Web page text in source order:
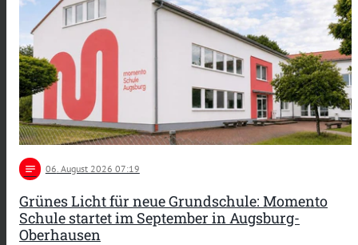
notes 06 . August 2026 07:19
Grünes Licht für neue Grundschule: Momento
Schule startet im September in Augsburg-
Oberhausen